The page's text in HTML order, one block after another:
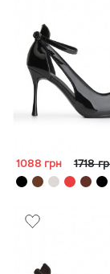
1088 грн 1718